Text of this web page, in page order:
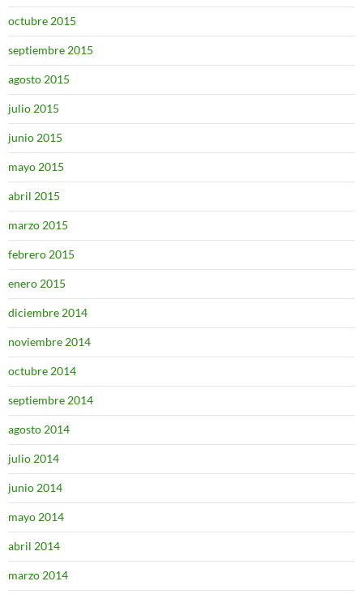
octubre 2015
septiembre 2015
agosto 2015
julio 2015
junio 2015
mayo 2015
abril 2015
marzo 2015
febrero 2015
enero 2015
diciembre 2014
noviembre 2014
octubre 2014
septiembre 2014
agosto 2014
julio 2014
junio 2014
mayo 2014
abril 2014
marzo 2014